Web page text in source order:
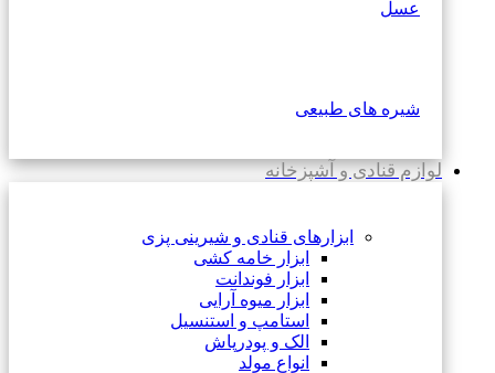
عسل
شیره های طبیعی
لوازم قنادی و آشپزخانه
ابزارهای قنادی و شیرینی پزی
ابزار خامه کشی
ابزار فوندانت
ابزار میوه آرایی
استامپ و استنسیل
الک و پودرپاش
انواع مولد